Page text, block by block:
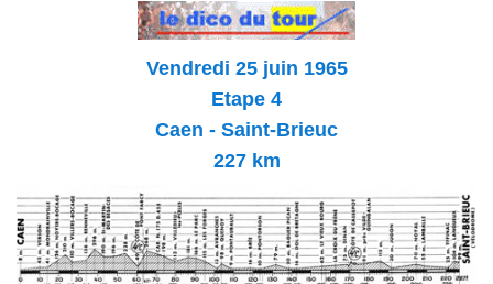
Vendredi 25 juin 1965
Etape 4
Caen - Saint-Brieuc
227 km